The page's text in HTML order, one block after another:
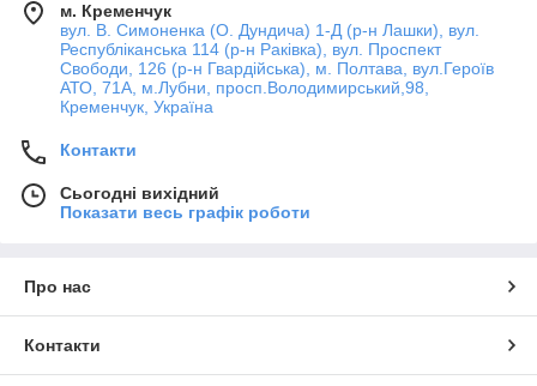
м. Кременчук
вул. В. Симоненка (О. Дундича) 1-Д (р-н Лашки), вул.
Республіканська 114 (р-н Раківка), вул. Проспект
Свободи, 126 (р-н Гвардійська), м. Полтава, вул.Героїв
АТО, 71А, м.Лубни, просп.Володимирський,98,
Кременчук, Україна
Контакти
Сьогодні вихідний
Показати весь графік роботи
Про нас
Контакти